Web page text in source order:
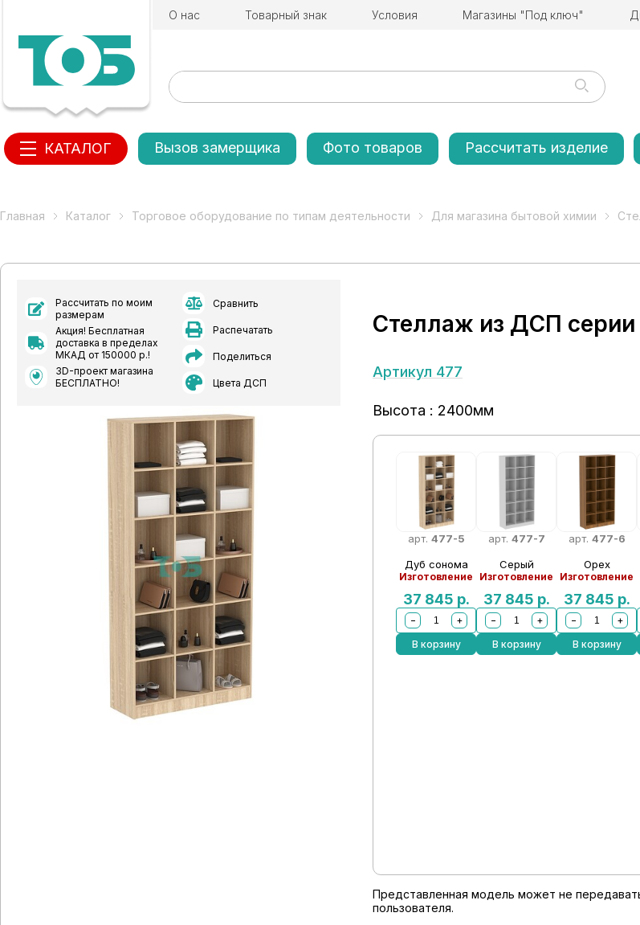
О нас Товарный знак Условия Магазины "Под ключ"
КАТАЛОГ Вызов замерщика Фото товаров Рассчитать изделие
Главная Каталог Торговое оборудование по типам деятельности Для магазина бытовой химии
Рассчитать по моим
размерам
Акция! Бесплатная
доставка в пределах
МКАД от 150000 р.!
3D-проект магазина
БЕСПЛАТНО!
Сравнить
Распечатать
Поделиться
Цвета ДСП
Стеллаж из ДСП
Артикул 477
Высота : 2400мм
арт. 477-5
Дуб сонома
Изготовление
37 845 р.
−
+
В корзину
арт. 477-7
Серый
Изготовление
37 845 р.
−
+
В корзину
арт. 477-6
Орех
Изготовление
37 845 р.
−
+
В корзину
Представленная модель может не
пользователя.